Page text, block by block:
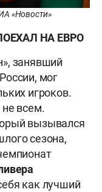
«Новости»
НА ЕВРО
занявший
мог
игроков.
не всем.
вызывался
сезона,
как лучший